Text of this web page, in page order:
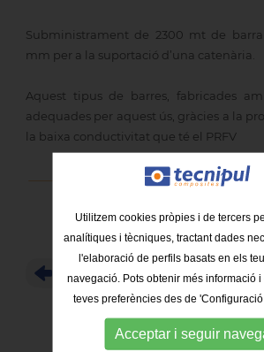
Subministrament de 2300 mt de
mm per a la suportació d’una catenària.
Aquest tipus de barres, fabricades
adequades per aquest ús, gràcies a la
la baixa conductivitat que té el PRFV
TORNAR AL LLISTAT
Utilitzem cookies pròpies i de tercers
analítiques i tècniques, tractant dades
l'elaboració de perfils basats en els
navegació. Pots obtenir més informació
teves preferències des de 'Configuració
Acceptar i seguir